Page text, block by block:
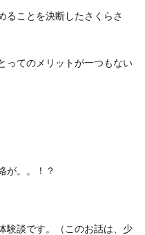
ることを決断したさくらさ
ってのメリットが一つもない
が。。！？
験談です。（このお話は、少